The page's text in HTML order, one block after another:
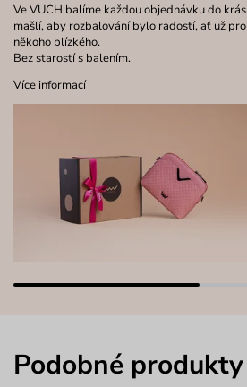
Ve VUCH balíme každou objednávku do
mašlí, aby rozbalování bylo radostí, ať už
někoho blízkého.
Bez starostí s balením.
Více informací
Podobné produkty